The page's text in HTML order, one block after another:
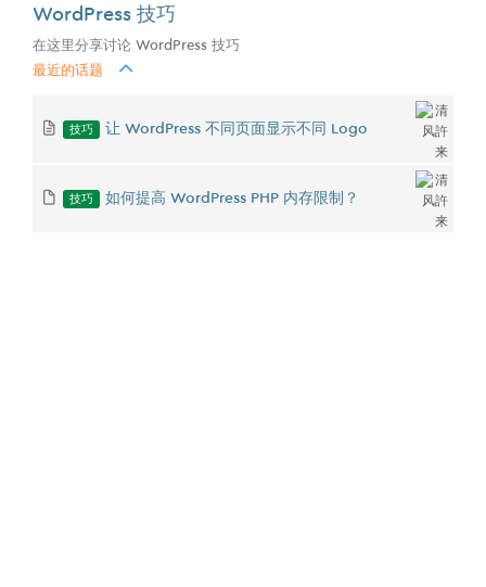
WordPress 技巧
在这里分享讨论 WordPress 技巧
最近的话题
技巧 让 WordPress 不同页面显示不同 Logo
技巧 如何提高 WordPress PHP 内存限制？